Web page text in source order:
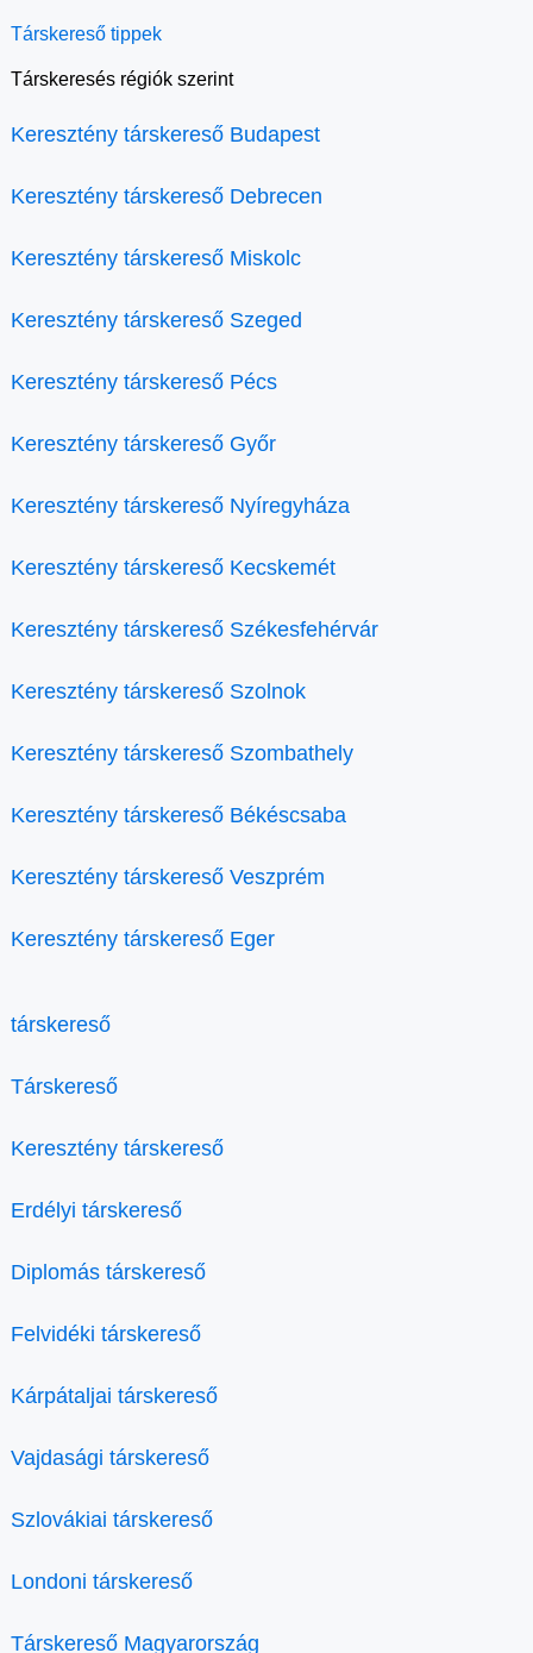
Társkereső tippek
Társkeresés régiók szerint
Keresztény társkereső Budapest
Keresztény társkereső Debrecen
Keresztény társkereső Miskolc
Keresztény társkereső Szeged
Keresztény társkereső Pécs
Keresztény társkereső Győr
Keresztény társkereső Nyíregyháza
Keresztény társkereső Kecskemét
Keresztény társkereső Székesfehérvár
Keresztény társkereső Szolnok
Keresztény társkereső Szombathely
Keresztény társkereső Békéscsaba
Keresztény társkereső Veszprém
Keresztény társkereső Eger
társkereső
Társkereső
Keresztény társkereső
Erdélyi társkereső
Diplomás társkereső
Felvidéki társkereső
Kárpátaljai társkereső
Vajdasági társkereső
Szlovákiai társkereső
Londoni társkereső
Társkereső Magyarország